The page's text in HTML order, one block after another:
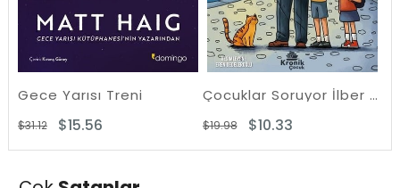
Gece Yarısı Treni
$15.56
$31.12
Çocuklar Soruyor İlber Hoca Cevaplıyor: Yedi Tepe İstanbul
$10.33
$19.98